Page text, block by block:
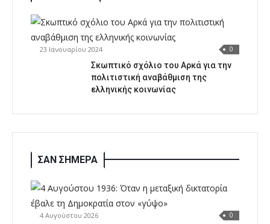
23 Ιανουαρίου 2024 0
Σκωπτικό σχόλιο του Αρκά για την
πολιτιστική αναβάθμιση της
ελληνικής κοινωνίας
ΣΑΝ ΣΗΜΕΡΑ
4 Αυγούστου 2026 0